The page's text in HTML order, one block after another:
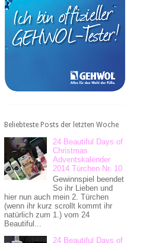
Beliebteste Posts der letzten Woche
24 Beautiful Days of
Christmas
Adventskalender
2014 Türchen Nr. 10
Gewinnspiel beendet
So ihr Lieben und
hier nun auch mein 2. Türchen
(wenn ihr kurz scrollt kommt ihr
natürlich zum 1.) vom 24
Beautiful...
24 Beautiful Days of